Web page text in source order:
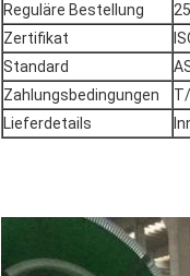
Reguläre Bestellung
Zertifikat
Standard
Zahlungsbedingungen
Lieferdetails